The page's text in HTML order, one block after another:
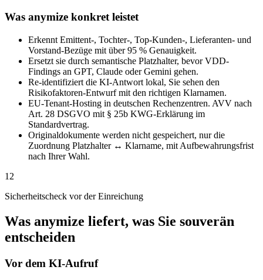
Was anymize konkret leistet
Erkennt Emittent-, Tochter-, Top-Kunden-, Lieferanten- und
Vorstand-Bezüge mit über 95 % Genauigkeit.
Ersetzt sie durch semantische Platzhalter, bevor VDD-
Findings an GPT, Claude oder Gemini gehen.
Re-identifiziert die KI-Antwort lokal, Sie sehen den
Risikofaktoren-Entwurf mit den richtigen Klarnamen.
EU-Tenant-Hosting in deutschen Rechenzentren. AVV nach
Art. 28 DSGVO mit § 25b KWG-Erklärung im
Standardvertrag.
Originaldokumente werden nicht gespeichert, nur die
Zuordnung Platzhalter ↔ Klarname, mit Aufbewahrungsfrist
nach Ihrer Wahl.
12
Sicherheitscheck vor der Einreichung
Was anymize liefert, was Sie souverän
entscheiden
Vor dem KI-Aufruf